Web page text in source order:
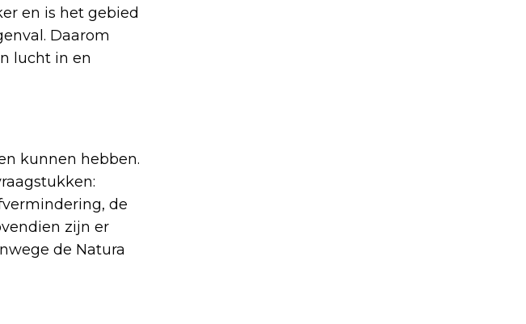
en is het gebied
Daarom
lucht in en
kunnen hebben.
de
zijn er
de Natura